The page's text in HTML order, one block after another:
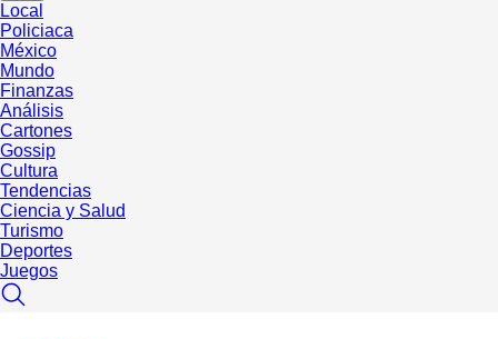
Local
Policiaca
México
Mundo
Finanzas
Análisis
Cartones
Gossip
Cultura
Tendencias
Ciencia y Salud
Turismo
Deportes
Juegos